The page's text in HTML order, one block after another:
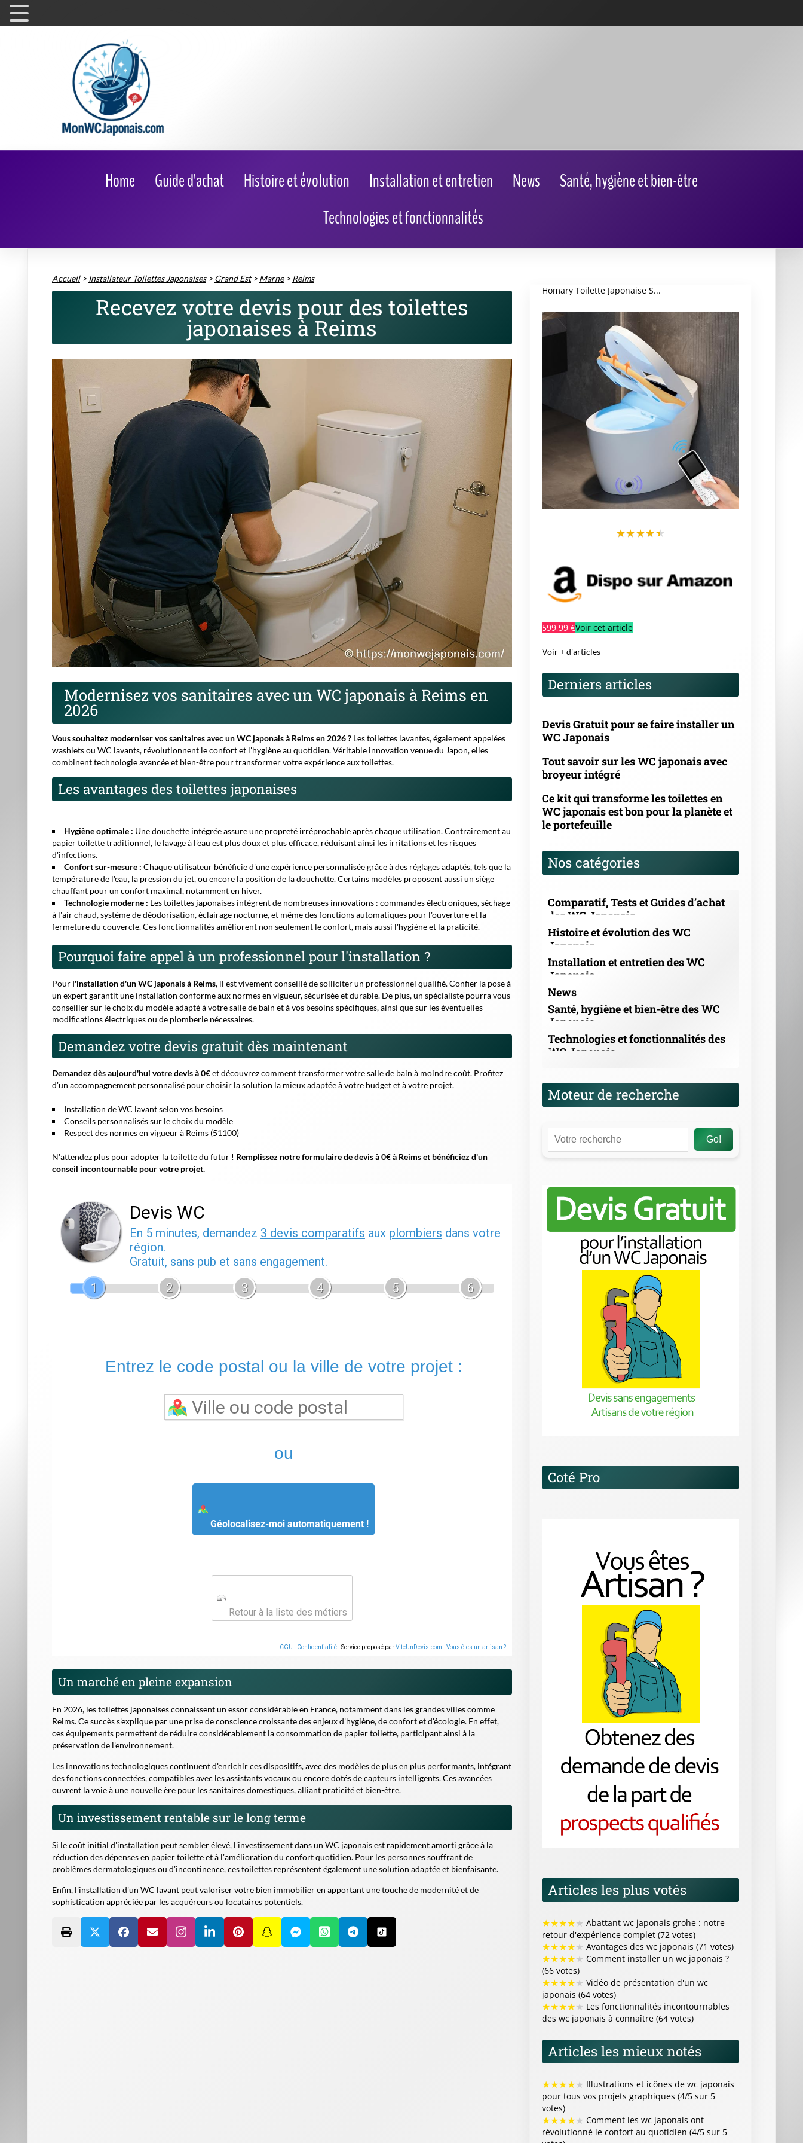
Home Guide d'achat Histoire et évolution Installation et entretien News
Santé, hygiène et bien-être
Technologies et fonctionnalités
Accueil>Installateur Toilettes Japonaises>Grand Est>Marne>Reims
Recevez votre devis pour des toilettes
japonaises à Reims
Modernisez vos sanitaires avec un WC japonais à Reims en
2026
Vous souhaitez moderniser vos sanitaires avec un WC japonais à Reims en 2026 ? Les toilettes lavantes, également appelées
washletsou WC lavants, révolutionnent le confort et l'hygiène au quotidien. Véritable innovation venue du Japon, elles
combinent technologie avancée et bien-être pour transformer votre expérience aux toilettes.
Les avantages des toilettes japonaises
Hygiène optimale : Une douchette intégrée assure une propreté irréprochable après chaque utilisation. Contrairement au
papier toilette traditionnel, le lavage à l'eau est plus doux et plus efficace, réduisant ainsi les irritations et les risques
d'infections.
Confort sur-mesure : Chaque utilisateur bénéficie d'une expérience personnalisée grâce à des réglages adaptés, tels que la
température de l'eau, la pression du jet, ou encore la position de la douchette. Certains modèles proposent aussi un siège
chauffant pour un confort maximal, notamment en hiver.
Technologie moderne : Les toilettes japonaises intègrent de nombreuses innovations : commandes électroniques, séchage
à l'air chaud, système de déodorisation, éclairage nocturne, et même des fonctions automatiques pour l'ouverture et la
fermeture du couvercle. Ces fonctionnalités améliorent non seulement le confort, mais aussi l'hygiène et la praticité.
Pourquoi faire appel à un professionnel pour l'installation ?
Pour l'installation d'un WC japonais à Reims, il est vivement conseillé de solliciter un professionnel qualifié.Confier la pose à
un expert garantit une installation conforme aux normes en vigueur, sécurisée et durable. De plus, un spécialiste pourra vous
conseiller sur le choix du modèle adapté à votre salle de bain et à vos besoins spécifiques, ainsi que sur les éventuelles
modifications électriques ou de plomberie nécessaires.
Demandez votre devis gratuit dès maintenant
Demandez dès aujourd'hui votre devis à 0€et découvrez comment transformer votre salle de bain à moindre coût. Profitez
d'un accompagnement personnalisé pour choisir la solution la mieux adaptée à votre budget et à votre projet.
Installation de WC lavant selon vos besoins
Conseils personnalisés sur le choix du modèle
Respect des normes en vigueur à Reims (51100)
N'attendez plus pour adopter la toilette du futur ! Remplissez notre formulaire de devis à 0€ à Reims et bénéficiez d'un
conseil incontournable pour votre projet.
Devis WC
En 5 minutes, demandez 3 devis comparatifs aux plombiers dans votre
région.
Gratuit, sans pub et sans engagement.
1
2 3 4 5 6
Entrez le code postal ou la ville de votre projet :
ou
Géolocalisez-moi automatiquement !
Retour à la liste des métiers
CGU - Confidentialité- Service proposé parViteUnDevis.com -Vous êtes un artisan ?
Un marché en pleine expansion
En 2026, les toilettes japonaises connaissent un essor considérable en France, notamment dans les grandes villes comme
Reims. Ce succès s'explique par une prise de conscience croissante des enjeux d'hygiène, de confort et d'écologie. En effet,
ces équipements permettent de réduire considérablement la consommation de papier toilette, participant ainsi à la
préservation de l'environnement.
Les innovations technologiques continuent d'enrichir ces dispositifs, avec des modèles de plus en plus performants, intégrant
des fonctions connectées, compatibles avec les assistants vocaux ou encore dotés de capteurs intelligents. Ces avancées
ouvrent la voie à une nouvelle ère pour les sanitaires domestiques, alliant praticité et bien-être.
Un investissement rentable sur le long terme
Si le coût initial d'installation peut sembler élevé, l'investissement dans un WC japonais est rapidement amorti grâce à la
réduction des dépenses en papier toilette et à l'amélioration du confort quotidien. Pour les personnes souffrant de
problèmes dermatologiques ou d'incontinence, ces toilettes représentent également une solution adaptée et bienfaisante.
Enfin, l'installation d'un WC lavant peut valoriser votre bien immobilier en apportant une touche de modernité et de
sophistication appréciée par les acquéreurs ou locataires potentiels.
Homary Toilette Japonaise S...
★★★★★
599,99 €Voir cet article
Voir + d'articles
Derniers articles
Devis Gratuit pour se faire installer un
WC Japonais
Tout savoir sur les WC japonais avec
broyeur intégré
Ce kit qui transforme les toilettes en
WC japonais est bon pour la planète et
le portefeuille
Nos catégories
Comparatif, Tests et Guides d’achat
des WC Japonais
Histoire et évolution des WC
Japonais
Installation et entretien des WC
Japonais
News
Santé, hygiène et bien-être des WC
Japonais
Technologies et fonctionnalités des
WC Japonais
Moteur de recherche
Go!
Coté Pro
Articles les plus votés
★★★★★ Abattant wc japonais grohe : notre
retour d'expérience complet (72 votes)
★★★★★ Avantages des wc japonais (71 votes)
★★★★★ Comment installer un wc japonais ?
(66 votes)
★★★★★ Vidéo de présentation d'un wc
japonais (64 votes)
★★★★★ Les fonctionnalités incontournables
des wc japonais à connaître (64 votes)
Articles les mieux notés
★★★★★ Illustrations et icônes de wc japonais
pour tous vos projets graphiques (4/5 sur 5
votes)
★★★★★ Comment les wc japonais ont
révolutionné le confort au quotidien (4/5 sur 5